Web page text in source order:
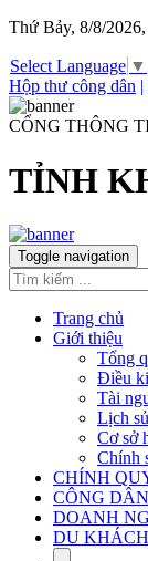
Thứ Bảy, 8/8/
Select Language ▼
Hộp thư công dân |
CỔNG THÔNG
TỈNH
Toggle navigation
Trang chủ
Giới thiệu
Tổng
Điều
Tài
Lịch
Cơ sở
Chính
CHÍNH
CÔNG DÂN
DOANH
DU KHÁCH